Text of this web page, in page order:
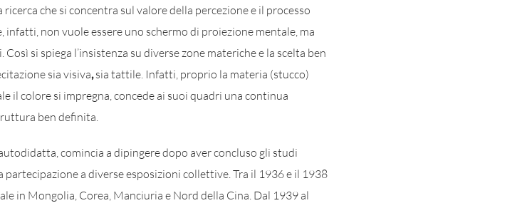
che si concentra sul valore della percezione e il processo
non vuole essere uno schermo di proiezione mentale, ma
si spiega l’insistenza su diverse zone materiche e la scelta ben
sia visiva,sia tattile. Infatti, proprio la materia (stucco)
il colore si impregna, concede ai suoi quadri una continua
ben definita.
comincia a dipingere dopo aver concluso gli studi
a diverse esposizioni collettive. Tra il 1936 e il 1938
in Mongolia, Corea, Manciuria e Nord della Cina. Dal 1939 al